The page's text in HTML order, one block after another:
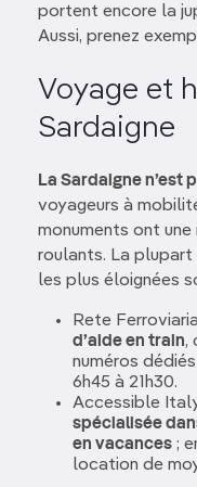
portent encore la
Aussi, prenez
Voyage et
Sardaigne
La Sardaigne n’est
voyageurs à
monuments ont
roulants. La plupart
les plus éloignées
Rete
d’aide en train,
numéros
6h45 à 21h30.
Accessible
spécialisée
en vacances ;
location de